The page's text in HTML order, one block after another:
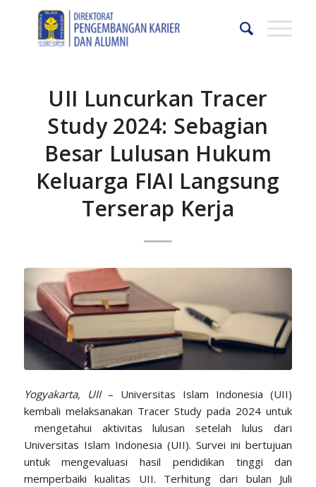
UII Luncurkan Tracer
Study 2024: Sebagian
Besar Lulusan Hukum
Keluarga FIAI Langsung
Terserap Kerja
Yogyakarta, UII– Universitas Islam Indonesia (UII)
kembali melaksanakan Tracer Study pada 2024 untuk
mengetahui aktivitas lulusan setelah lulus dari
Universitas Islam Indonesia (UII). Survei ini bertujuan
untuk mengevaluasi hasil pendidikan tinggi dan
memperbaiki kualitas UII. Terhitung dari bulan Juli